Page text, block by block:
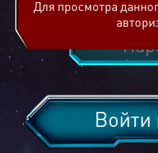
Войти
Для просмотра